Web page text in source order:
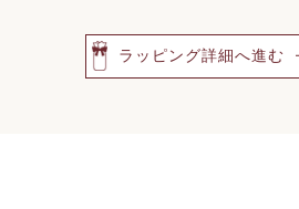
ラッピング詳細へ進む